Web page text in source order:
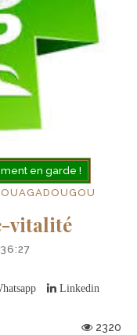
en garde !
vitalité
Linkedin
2320